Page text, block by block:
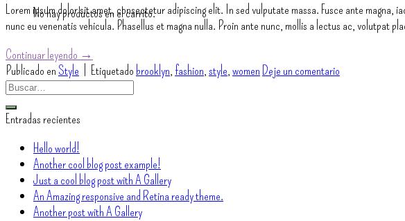
No hay productos en el carrito.
Lorem ipsum dolor sit amet, consectetur adipiscing elit. In sed vulputate massa. Fusce ante
nunc eu venenatis vehicula. Phasellus et magna nulla. Proin ante nunc, mollis a lectus ac, volutpat
Continuar leyendo →
Publicado en Style Etiquetado brooklyn, fashion,style,women Deje un comentario
Entradas recientes
Hello world!
Another cool blog post example!
Just a cool blog post with A Gallery
An Amazing responsive and Retina ready theme.
Another post with A Gallery